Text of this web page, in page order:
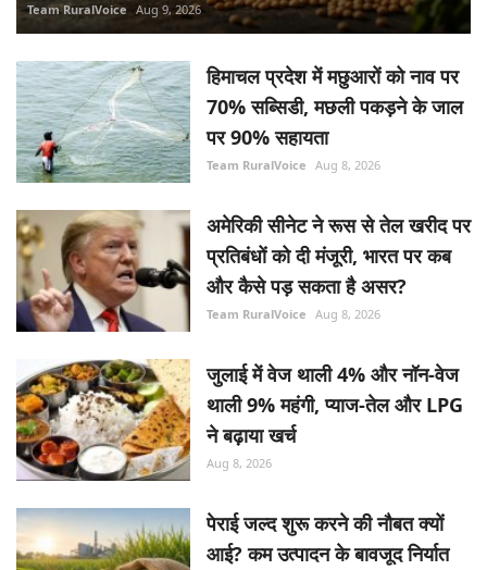
Team RuralVoice Aug 9, 2026
हिमाचल प्रदेश में मछुआरों को नाव पर
70% सब्सिडी, मछली पकड़ने के जाल
पर 90% सहायता
Team RuralVoice Aug 8, 2026
अमेरिकी सीनेट ने रूस से तेल खरीद पर
प्रतिबंधों को दी मंजूरी, भारत पर कब
और कैसे पड़ सकता है असर?
Team RuralVoice Aug 8, 2026
जुलाई में वेज थाली 4% और नॉन-वेज
थाली 9% महंगी, प्याज-तेल और LPG
ने बढ़ाया खर्च
Aug 8, 2026
पेराई जल्द शुरू करने की नौबत क्यों
आई? कम उत्पादन के बावजूद निर्यात